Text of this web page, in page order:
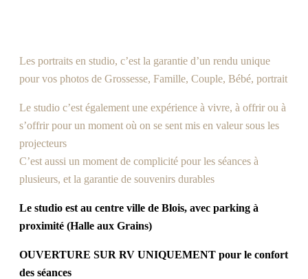
Les portraits en studio, c’est la garantie d’un rendu unique
pour vos photos de Grossesse, Famille, Couple, Bébé, portrait
Le studio c’est également une expérience à vivre, à offrir ou à
s’offrir pour un moment où on se sent mis en valeur sous les
projecteurs
C’est aussi un moment de complicité pour les séances à
plusieurs, et la garantie de souvenirs durables
Le studio est au centre ville de Blois, avec parking à
proximité (Halle aux Grains)
OUVERTURE SUR RV UNIQUEMENT pour le confort
des séances